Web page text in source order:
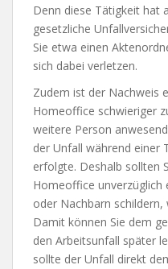
Denn diese Tätigkeit hat
gesetzliche
Sie etwa einen
sich dabei verletzen.
Zudem ist der Nachweis
Homeoffice schwieriger
weitere Person
der Unfall während einer
erfolgte. Deshalb sollten
Homeoffice unverzüglich
oder Nachbarn
Damit können Sie dem
den Arbeitsunfall später
sollte der Unfall direkt